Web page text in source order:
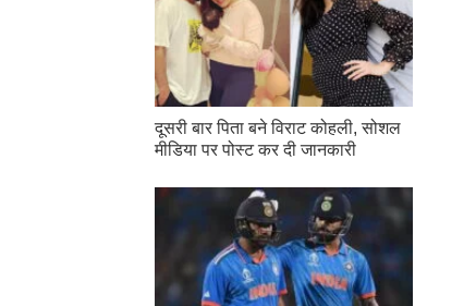
दूसरी बार‌ पिता बने विराट कोहली, सोशल
मीडिया पर पोस्ट कर दी‌ जानकारी